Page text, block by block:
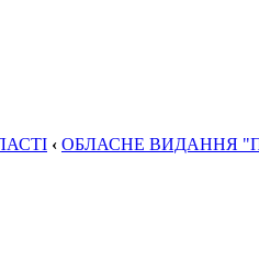
‹ ОБЛАСНЕ ВИДАННЯ